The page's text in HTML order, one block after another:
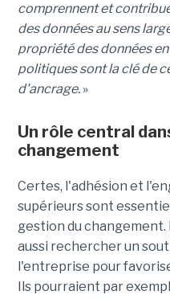
comprennent et
des données au sens
propriété des données
politiques sont la clé de
d'ancrage.»
Un rôle central
changement
Certes, l'adhésion et
supérieurs sont
gestion du changement.
aussi rechercher un
l'entreprise pour
Ils pourraient par